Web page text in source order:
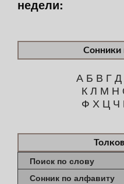
недели:
Сонники
А Б В ГД
К Л М Н
Ф Х Ц Ч
Поиск по слову
Сонник по алфавиту